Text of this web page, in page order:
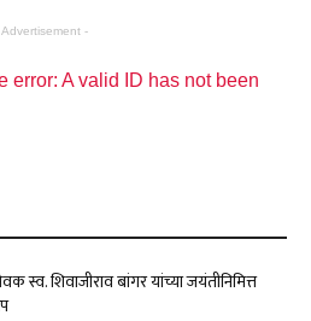
Advertisement -
error: A valid ID has not been
स्व. शिवाजीराव बांगर यांच्या जयंतीनिमित्त